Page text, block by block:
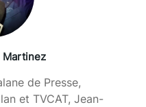
de Presse,
et TVCAT, Jean-